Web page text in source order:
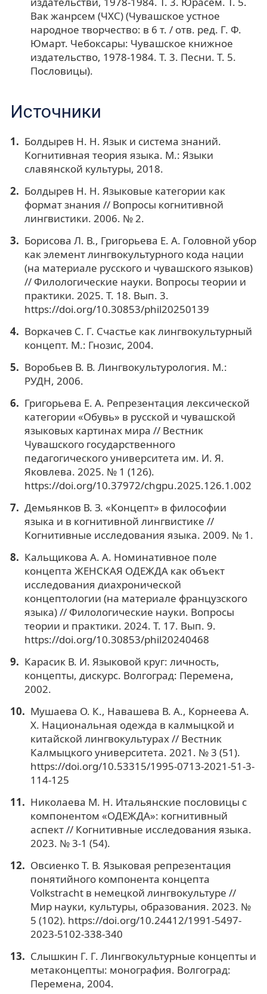
Вак жанрсем (ЧХС) (Чувашское устное
народное творчество: в 6 т. / отв. ред. Г. Ф.
Юмарт. Чебоксары: Чувашское книжное
издательство, 1978-1984. Т. 3. Песни. Т. 5.
Пословицы).
Источники
Болдырев Н. Н. Язык и система знаний.
Когнитивная теория языка. М.: Языки
славянской культуры, 2018.
Болдырев Н. Н. Языковые категории как
формат знания // Вопросы когнитивной
лингвистики. 2006. № 2.
Борисова Л. В., Григорьева Е. А. Головной убор
как элемент лингвокультурного кода нации
(на материале русского и чувашского языков)
// Филологические науки. Вопросы теории и
практики. 2025. Т. 18. Вып. 3.
https://doi.org/10.30853/phil20250139
Воркачев С. Г. Счастье как лингвокультурный
концепт. М.: Гнозис, 2004.
Воробьев В. В. Лингвокультурология. М.:
РУДН, 2006.
Григорьева Е. А. Репрезентация лексической
категории «Обувь» в русской и чувашской
языковых картинах мира // Вестник
Чувашского государственного
педагогического университета им. И. Я.
Яковлева. 2025. № 1 (126).
https://doi.org/10.37972/chgpu.2025.126.1.002
Демьянков В. З. «Концепт» в философии
языка и в когнитивной лингвистике //
Когнитивные исследования языка. 2009. № 1.
Кальщикова А. А. Номинативное поле
концепта ЖЕНСКАЯ ОДЕЖДА как объект
исследования диахронической
концептологии (на материале французского
языка) // Филологические науки. Вопросы
теории и практики. 2024. Т. 17. Вып. 9.
https://doi.org/10.30853/phil20240468
Карасик В. И. Языковой круг: личность,
концепты, дискурс. Волгоград: Перемена,
2002.
Мушаева О. К., Навашева В. А., Корнеева А.
Х. Национальная одежда в калмыцкой и
китайской лингвокультурах // Вестник
Калмыцкого университета. 2021. № 3 (51).
https://doi.org/10.53315/1995-0713-2021-51-3-
114-125
Николаева М. Н. Итальянские пословицы с
компонентом «ОДЕЖДА»: когнитивный
аспект // Когнитивные исследования языка.
2023. № 3-1 (54).
Овсиенко Т. В. Языковая репрезентация
понятийного компонента концепта
Volkstracht в немецкой лингвокультуре //
Мир науки, культуры, образования. 2023. №
5 (102). https://doi.org/10.24412/1991-5497-
2023-5102-338-340
Слышкин Г. Г. Лингвокультурные концепты и
метаконцепты: монография. Волгоград:
Перемена, 2004.